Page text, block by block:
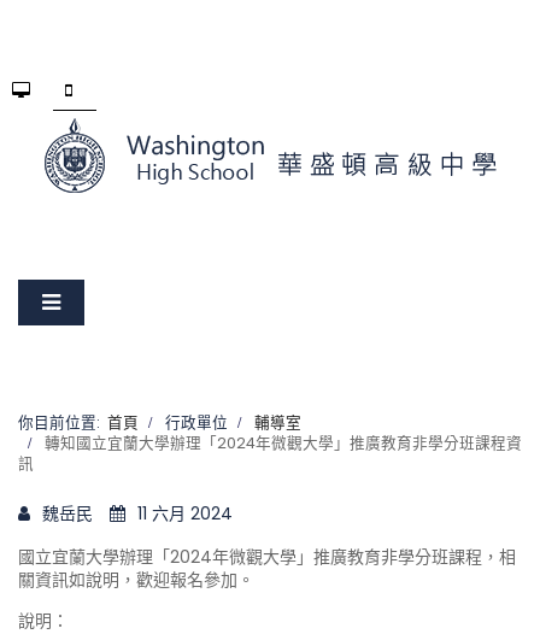
你目前位置: 首頁 行政單位
輔導室
轉知國立宜蘭大學辦理「2024年微觀大學」推廣教育非學分班課程資
訊
魏岳民
11 六月 2024
國立宜蘭大學辦理「2024年微觀大學」推廣教育非學分班課程，相
關資訊如說明，歡迎報名參加。
說明：